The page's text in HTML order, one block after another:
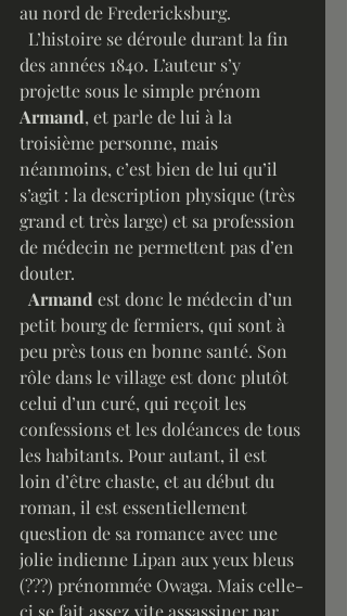
au nord de Fredericksburg.
des années 1840. L’auteur s’y
projette sous le simple prénom
Armand, et parle de lui à la
troisième personne, mais
néanmoins, c’est bien de lui qu’il
s’agit : la description physique (très
grand et très large) et sa profession
de médecin ne permettent pas d’en
douter.
Armand est donc le médecin d’un
petit bourg de fermiers, qui sont à
peu près tous en bonne santé. Son
rôle dans le village est donc plutôt
celui d’un curé, qui reçoit les
confessions et les doléances de tous
les habitants. Pour autant, il est
loin d’être chaste, et au début du
roman, il est essentiellement
question de sa romance avec une
jolie indienne Lipan aux yeux bleus
(???) prénommée Owaga. Mais celle-